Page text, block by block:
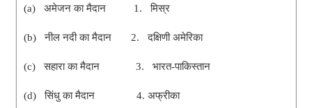
(a) अमेजन का मैदान 1. मिस्र
(b) नील नदी का मैदान 2. दक्षिणी अमेरिका
(c) सहारा का मैदान 3. भारत-पाकिस्तान
(d) सिंधु का मैदान 4. अफ्रीका